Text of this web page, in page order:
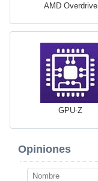
AMD Overdrive
GPU-Z
Opiniones